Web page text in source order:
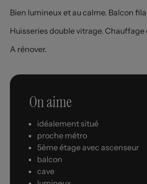
Bien lumineux et au calme. Balcon
Huisseries double vitrage. Chauffage
A rénover.
On aime
idéalement situé
proche métro
5ème étage avec ascenseur
balcon
cave